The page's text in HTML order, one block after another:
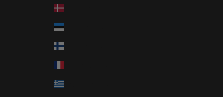
Danmark (DKK kr.)
Estland (EUR €)
Finland (EUR €)
Grekland (EUR €)